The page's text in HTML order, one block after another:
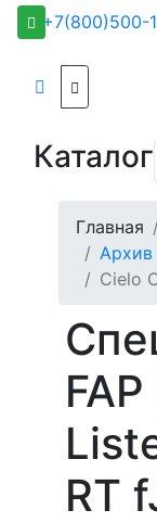
+7(800)500-
Каталог
Главная
Архив
Cielo
RT